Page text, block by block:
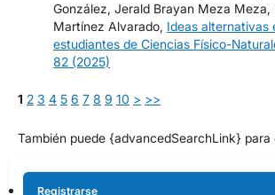
González, Jerald Brayan Meza Meza,
Martínez Alvarado, Ideas alternativas
estudiantes de Ciencias Físico-
82 (2025)
1 2 3 4 5 6 7 8 9 10 > >>
También puede {advancedSearchLink} para
Registrarse